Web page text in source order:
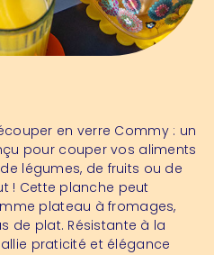
en verre Commy : un
pour couper vos aliments
légumes, de fruits ou de
! Cette planche peut
plateau à fromages,
de plat. Résistante à la
allie praticité et élégance